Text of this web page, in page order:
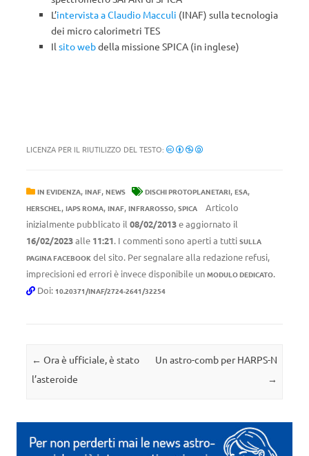
L’intervista a Claudio Macculi (INAF) sulla tecnologia
dei micro calorimetri TES
Il sito webdella missione SPICA (in inglese)
LICENZA PER IL RIUTILIZZO DEL TESTO:
IN EVIDENZA, INAF, NEWS DISCHI PROTOPLANETARI, ESA,
HERSCHEL, IAPS ROMA, INAF, INFRAROSSO, SPICA
Articolo
inizialmente pubblicato il 08/02/2013e aggiornato il
16/02/2023alle 11:21. I commenti sono aperti a tutti SULLA
PAGINA FACEBOOK del sito. Per segnalare alla redazione refusi,
imprecisioni ed errori è invece disponibile un MODULO DEDICATO.
Doi: 10.20371/INAF/2724-2641/32254
Navigazione articolo
← Ora è ufficiale, è stato
l’asteroide
Un astro-comb per HARPS-N
→